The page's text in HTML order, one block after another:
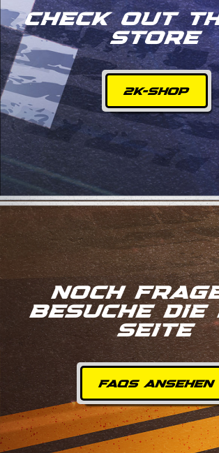
CHECK OUT
STORE
2K-SHOP
NOCH
BESUCHE DIE
SEITE
FAQS ANSEHEN